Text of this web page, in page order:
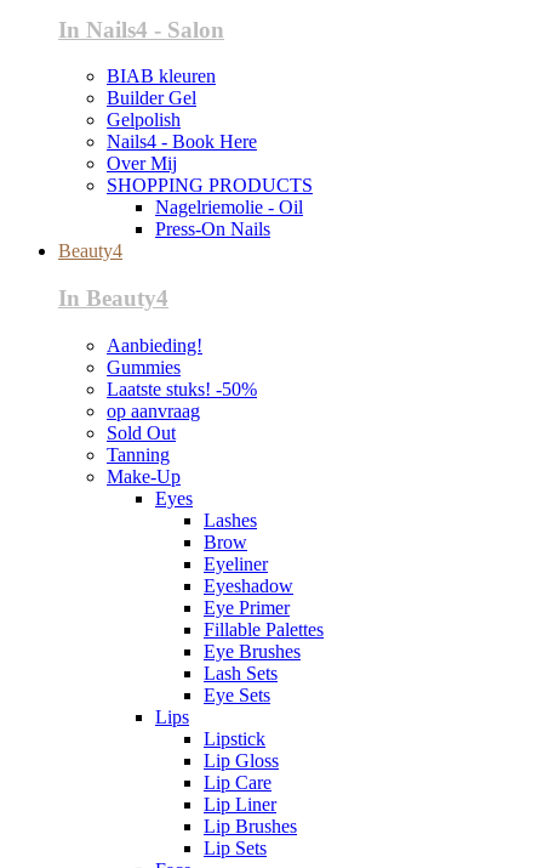
In Nails4 - Salon
BIAB kleuren
Builder Gel
Gelpolish
Nails4 - Book Here
Over Mij
SHOPPING PRODUCTS
Nagelriemolie - Oil
Press-On Nails
Beauty4
In Beauty4
Aanbieding!
Gummies
Laatste stuks! -50%
op aanvraag
Sold Out
Tanning
Make-Up
Eyes
Lashes
Brow
Eyeliner
Eyeshadow
Eye Primer
Fillable Palettes
Eye Brushes
Lash Sets
Eye Sets
Lips
Lipstick
Lip Gloss
Lip Care
Lip Liner
Lip Brushes
Lip Sets